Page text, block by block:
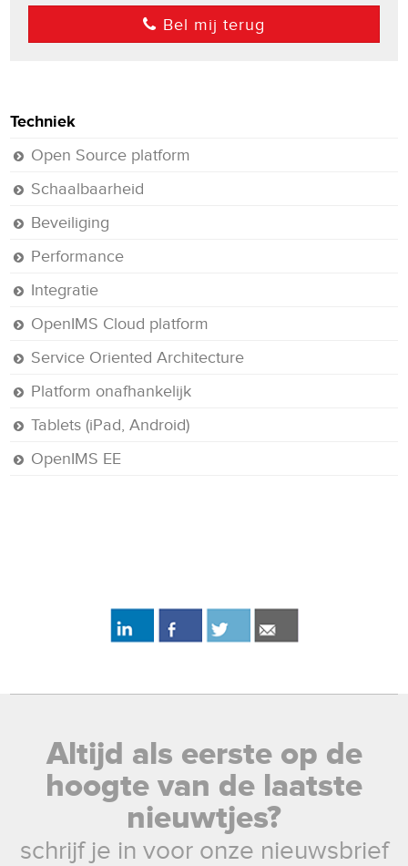
Bel mij terug
Techniek
Open Source platform
Schaalbaarheid
Beveiliging
Performance
Integratie
OpenIMS Cloud platform
Service Oriented Architecture
Platform onafhankelijk
Tablets (iPad, Android)
OpenIMS EE
Altijd als eerste op de
hoogte van de laatste
nieuwtjes?
schrijf je in voor onze nieuwsbrief